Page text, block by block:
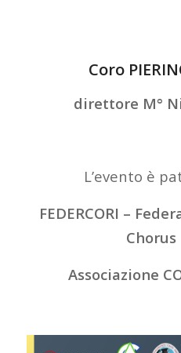
Coro
direttore M°
L’evento è
FEDERCORI –
Associazione